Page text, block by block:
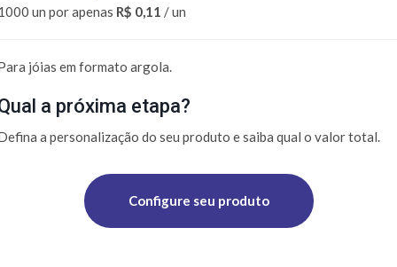
un por apenas R$ 0,11 / un
jóias em formato argola.
a próxima etapa?
a personalização do seu produto e saiba qual o valor total.
Configure seu produto